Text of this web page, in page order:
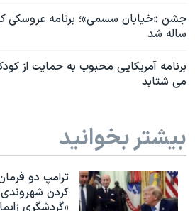
جشن «خیابان سسمی»؛ برنامه عروسکی
ساله شد
برنامه آمریکایی محبوب به حمایت از
می شتابد
بیشتر بخوانید
ترامپ دو
کردن